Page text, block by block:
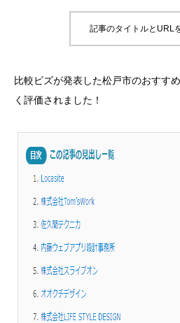
記事のタイトルとURL
比較ビズが発表した松戸市のおすす
く評価されました！